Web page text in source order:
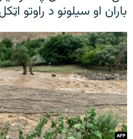
باران او سیلونو د راوتو